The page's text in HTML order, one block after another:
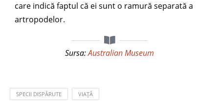
care indică faptul că ei sunt o ramură separată a
artropodelor.
Sursa:Australian Museum
SPECII DISPĂRUTE VIAȚĂ